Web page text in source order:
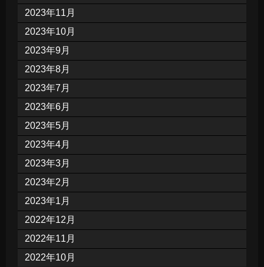
2023年11月
2023年10月
2023年9月
2023年8月
2023年7月
2023年6月
2023年5月
2023年4月
2023年3月
2023年2月
2023年1月
2022年12月
2022年11月
2022年10月